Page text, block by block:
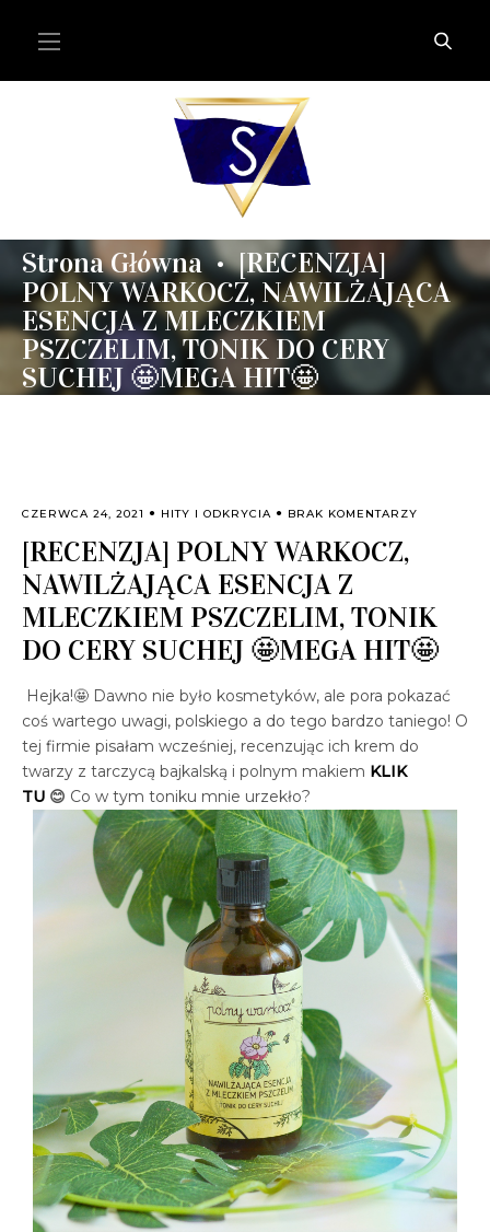
Strona Główna • [RECENZJA]
POLNY WARKOCZ, NAWILŻAJĄCA
ESENCJA Z MLECZKIEM
PSZCZELIM, TONIK DO CERY
SUCHEJ 🤩MEGA HIT🤩
CZERWCA 24, 2021 HITY I ODKRYCIA BRAK KOMENTARZY
[RECENZJA] POLNY WARKOCZ,
NAWILŻAJĄCA ESENCJA Z
MLECZKIEM PSZCZELIM, TONIK
DO CERY SUCHEJ 🤩MEGA HIT🤩
Hejka!🤩 Dawno nie było kosmetyków, ale pora pokazać
coś wartego uwagi, polskiego a do tego bardzo taniego! O
tej firmie pisałam wcześniej, recenzując ich krem do
twarzy z tarczycą bajkalską i polnym makiem KLIK
TU 😊 Co w tym toniku mnie urzekło?